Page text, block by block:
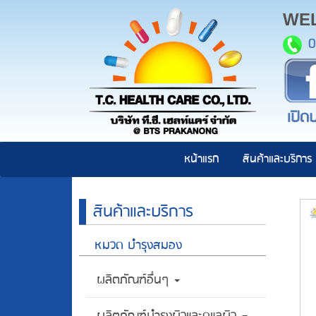
หน้าแรก สินค้าและบริการ
เปิ
สินค้าและบริการ
หมวด บำรุงสมอง
ผลิตภัณฑ์อื่นๆ